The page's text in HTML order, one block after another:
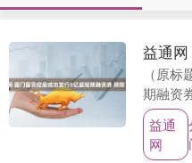
（原
期融资
日，厦
称厦门
超....
益通
网